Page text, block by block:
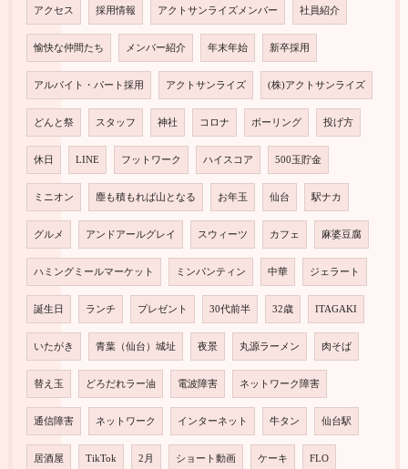
アクセス 採用情報 アクトサンライズメンバー 社員紹介
愉快な仲間たち メンバー紹介 年末年始 新卒採用
アルバイト・パート採用 アクトサンライズ (株)アクトサンライズ
どんと祭 スタッフ 神社 コロナ ボーリング 投げ方
休日 LINE フットワーク ハイスコア 500玉貯金
ミニオン 塵も積もれば山となる お年玉 仙台 駅ナカ
グルメ アンドアールグレイ スウィーツ カフェ 麻婆豆腐
ハミングミールマーケット ミンパンティン 中華 ジェラート
誕生日 ランチ プレゼント 30代前半 32歳 ITAGAKI
いたがき 青葉（仙台）城址 夜景 丸源ラーメン 肉そば
替え玉 どろだれラー油 電波障害 ネットワーク障害
通信障害 ネットワーク インターネット 牛タン 仙台駅
居酒屋 TikTok 2月 ショート動画 ケーキ FLO